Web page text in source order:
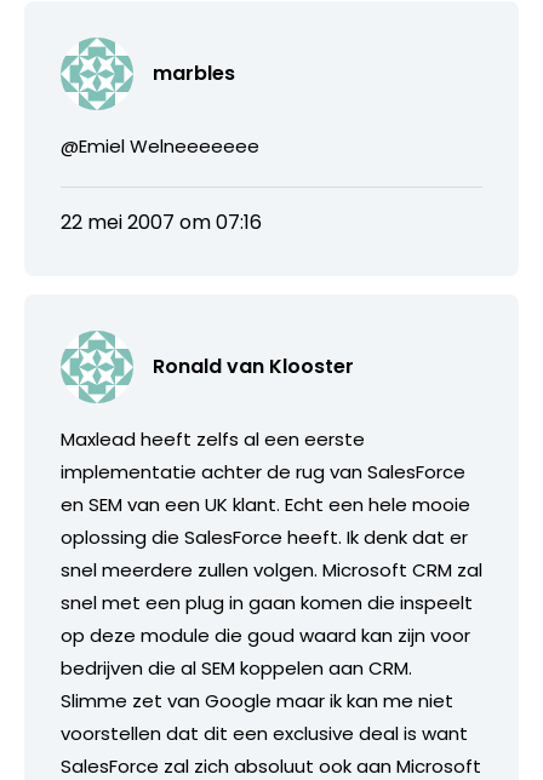
marbles
@Emiel Welneeeeeee
22 mei 2007 om 07:16
Ronald van Klooster
Maxlead heeft zelfs al een eerste
implementatie achter de rug van SalesForce
en SEM van een UK klant. Echt een hele mooie
oplossing die SalesForce heeft. Ik denk dat er
snel meerdere zullen volgen. Microsoft CRM zal
snel met een plug in gaan komen die inspeelt
op deze module die goud waard kan zijn voor
bedrijven die al SEM koppelen aan CRM.
Slimme zet van Google maar ik kan me niet
voorstellen dat dit een exclusive deal is want
SalesForce zal zich absoluut ook aan Microsoft